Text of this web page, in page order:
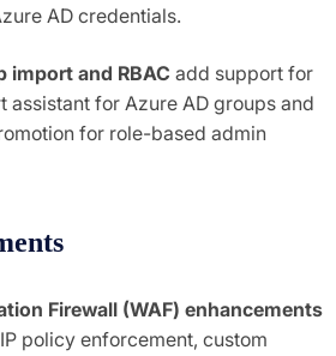
AD credentials.
import and RBAC add support for
assistant for Azure AD groups and
for role-based admin
Firewall (WAF) enhancements
policy enforcement, custom